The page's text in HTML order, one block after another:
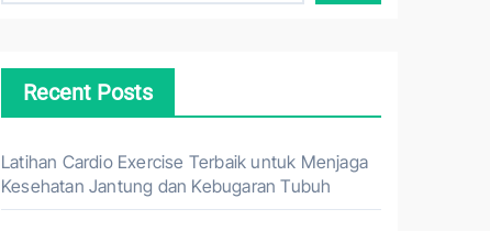
Recent Posts
Latihan Cardio Exercise Terbaik untuk Menjaga
Kesehatan Jantung dan Kebugaran Tubuh